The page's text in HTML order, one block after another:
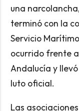
una
terminó con la
Servicio
ocurrido frente
Andalucía y
luto oficial.
Las